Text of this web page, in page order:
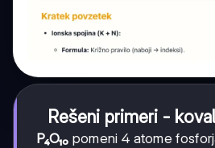
Rešeni primeri -
P₄O₁₀ pomeni 4 atome